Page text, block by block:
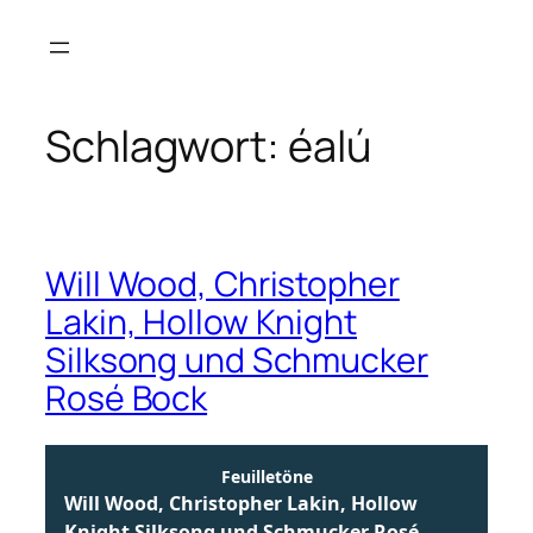
Inhalt
Schlagwort: éalú
Will Wood, Christopher
Lakin, Hollow Knight
Silksong und Schmucker
Rosé Bock